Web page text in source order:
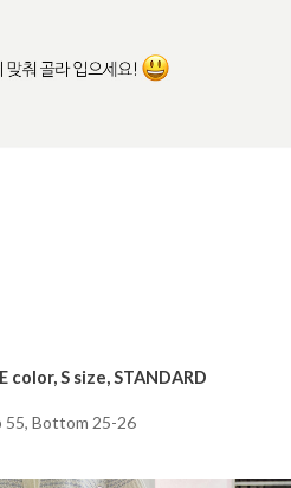
color, S size, STANDARD
55, Bottom 25-26